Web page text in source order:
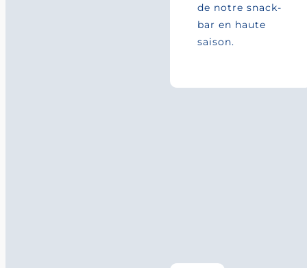
de notre snack-
bar en haute
saison.